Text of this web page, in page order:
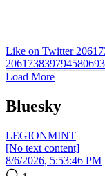
Like on Twitter
Load More
Bluesky
LEGIONMINT
[No text content]
8/6/2026, 5:53:46 PM